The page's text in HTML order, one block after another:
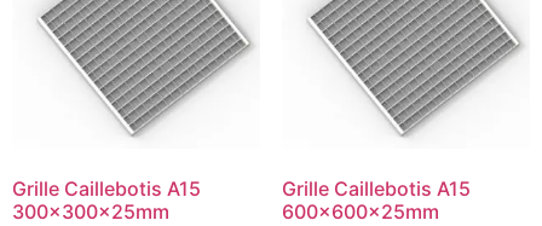
Grille Caillebotis A15
300x300x25mm
Grille Caillebotis A15
600x600x25mm